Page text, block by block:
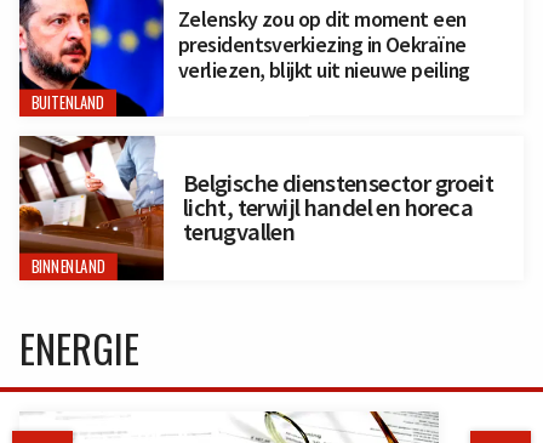
BUITENLAND
Zelensky zou op dit moment een
presidentsverkiezing in Oekraïne
verliezen, blijkt uit nieuwe peiling
BINNENLAND
Belgische dienstensector groeit
licht, terwijl handel en horeca
terugvallen
ENERGIE